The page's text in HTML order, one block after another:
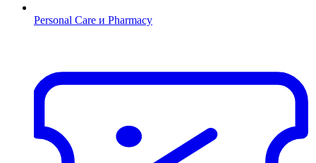
Personal Care и Pharmacy